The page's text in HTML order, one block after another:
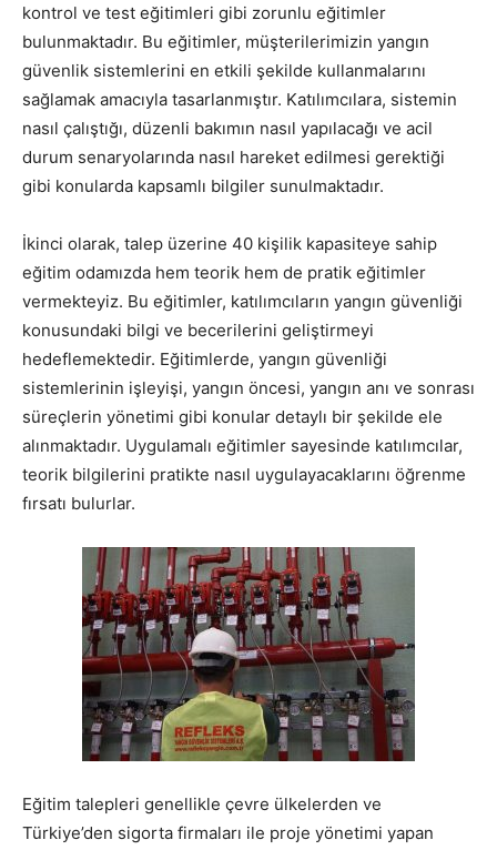
kontrol ve test eğitimleri gibi zorunlu eğitimler
bulunmaktadır. Bu eğitimler, müşterilerimizin yangın
güvenlik sistemlerini en etkili şekilde kullanmalarını
sağlamak amacıyla tasarlanmıştır. Katılımcılara, sistemin
nasıl çalıştığı, düzenli bakımın nasıl yapılacağı ve acil
durum senaryolarında nasıl hareket edilmesi gerektiği
gibi konularda kapsamlı bilgiler sunulmaktadır.
İkinci olarak, talep üzerine 40 kişilik kapasiteye sahip
eğitim odamızda hem teorik hem de pratik eğitimler
vermekteyiz. Bu eğitimler, katılımcıların yangın güvenliği
konusundaki bilgi ve becerilerini geliştirmeyi
hedeflemektedir. Eğitimlerde, yangın güvenliği
sistemlerinin işleyişi, yangın öncesi, yangın anı ve sonrası
süreçlerin yönetimi gibi konular detaylı bir şekilde ele
alınmaktadır. Uygulamalı eğitimler sayesinde katılımcılar,
teorik bilgilerini pratikte nasıl uygulayacaklarını öğrenme
fırsatı bulurlar.
Eğitim talepleri genellikle çevre ülkelerden ve
Türkiye’den sigorta firmaları ile proje yönetimi yapan